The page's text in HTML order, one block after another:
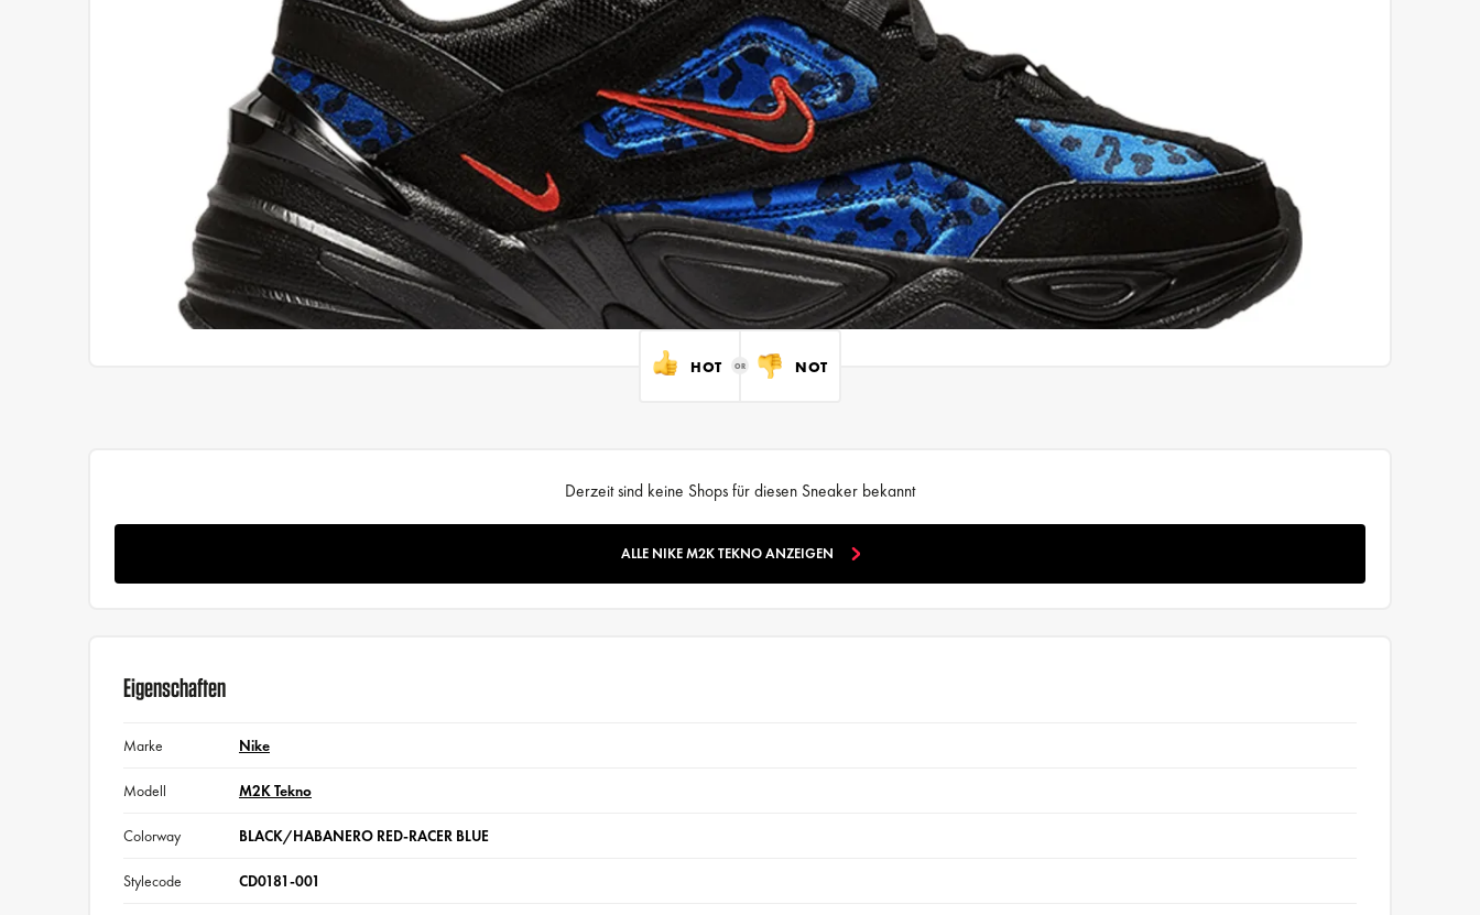
HOT NOT
Derzeit sind keine Shops für diesen Sneaker bekannt
ALLE NIKE M2K TEKNO ANZEIGEN
Eigenschaften
Marke Nike
Modell M2K Tekno
Colorway BLACK/HABANERO RED-RACER BLUE
Stylecode CD0181-001